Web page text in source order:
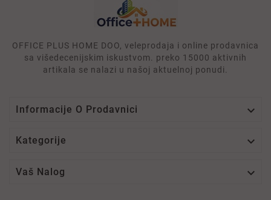
OFFICE PLUS HOME DOO, veleprodaja i online prodavnica
sa višedecenijskim iskustvom. preko 15000 aktivnih
artikala se nalazi u našoj aktuelnoj ponudi.
Informacije O Prodavnici 
Kategorije 
Vaš Nalog 